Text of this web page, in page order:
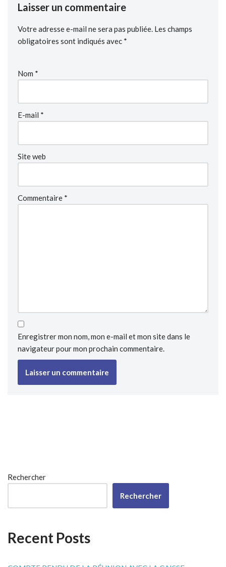
Laisser un commentaire
Votre adresse e-mail ne sera pas publiée. Les champs
obligatoires sont indiqués avec *
Nom *
E-mail *
Site web
Commentaire *
Enregistrer mon nom, mon e-mail et mon site dans le
navigateur pour mon prochain commentaire.
Rechercher
Rechercher
Recent Posts